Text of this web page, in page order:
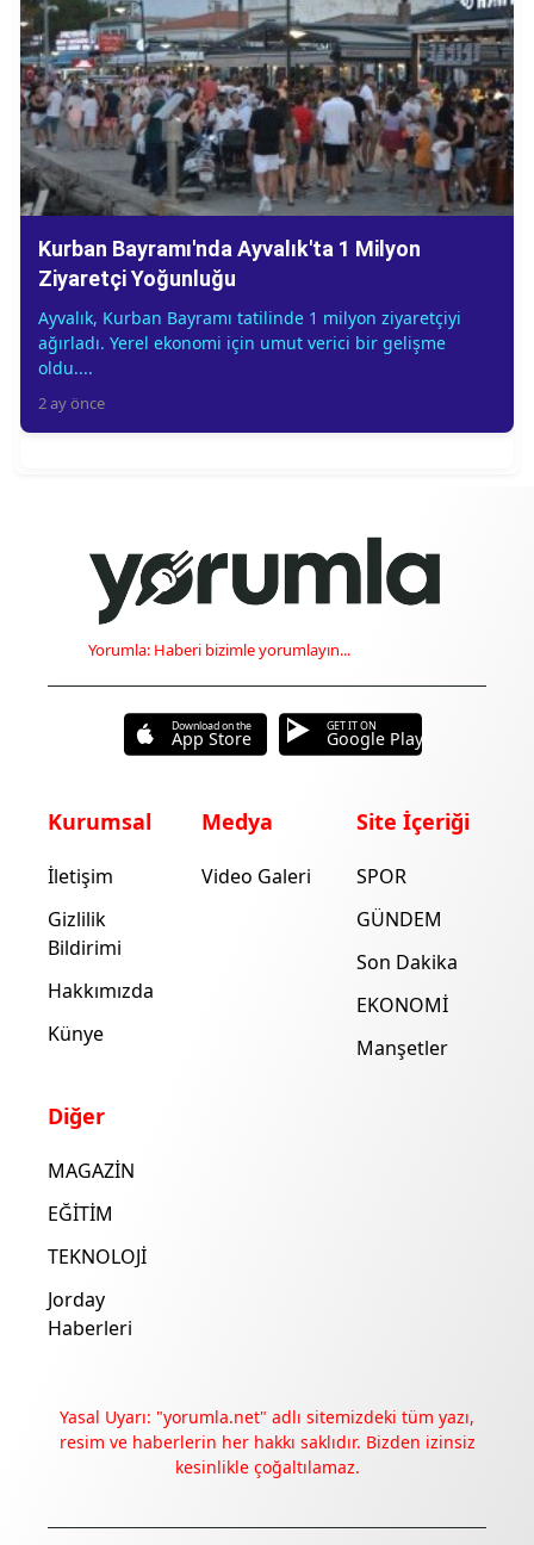
Deneyimini iyileştirmek ve içeriğimizi geliştirmek için çerezler
Kurban Bayramı'nda Ayvalık'ta 1 Milyon
Ziyaretçi Yoğunluğu
Ayvalık, Kurban Bayramı tatilinde 1 milyon ziyaretçiyi
ağırladı. Yerel ekonomi için umut verici bir gelişme
oldu....
2 ay önce
Yorumla: Haberi bizimle yorumlayın...
Download on the
App Store
GET IT ON
Google Play
Kurumsal
İletişim
Gizlilik
Bildirimi
Hakkımızda
Künye
Medya
Video Galeri
Site İçeriği
SPOR
GÜNDEM
Son Dakika
EKONOMİ
Manşetler
Diğer
MAGAZİN
EĞİTİM
TEKNOLOJİ
Jorday
Haberleri
Yasal Uyarı: "yorumla.net" adlı sitemizdeki tüm yazı,
resim ve haberlerin her hakkı saklıdır. Bizden izinsiz
kesinlikle çoğaltılamaz.